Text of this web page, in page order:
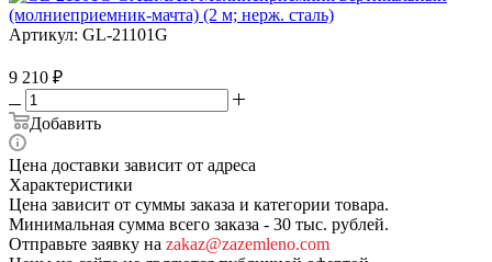
Артикул: GL-21101G
9 210 ₽
Добавить
Цена доставки зависит от адреса
Характеристики
Цена зависит от суммы заказа и категории товара.
Минимальная сумма всего заказа - 30 тыс. рублей.
Отправьте заявку на zakaz@zazemleno.com